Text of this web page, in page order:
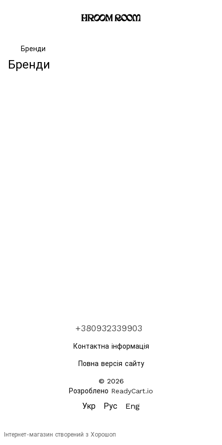
Бренди
Бренди
+380932339903
Контактна інформація
Повна версія сайту
© 2026
Розроблено ReadyCart.io
Укр Рус Eng
Інтернет-магазин створений з Хорошоп